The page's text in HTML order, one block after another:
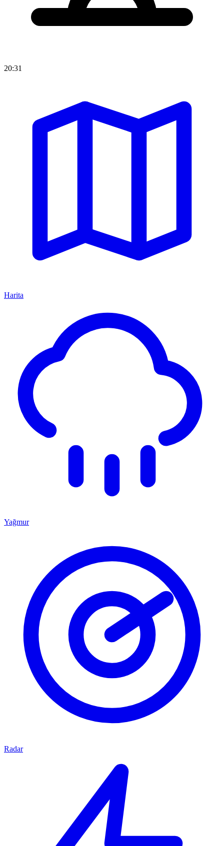
20:31
Harita
Yağmur
Radar